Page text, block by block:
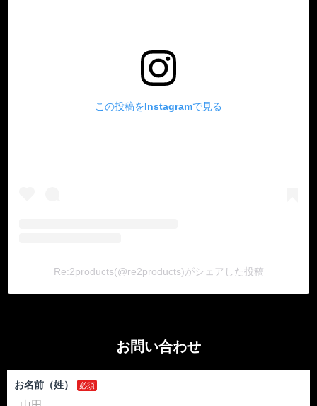
この投稿をInstagramで見る
Re:2products(@re2products)がシェアした投稿
お問い合わせ
お名前（姓）